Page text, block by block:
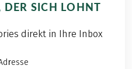
DER SICH LOHNT
direkt in Ihre Inbox